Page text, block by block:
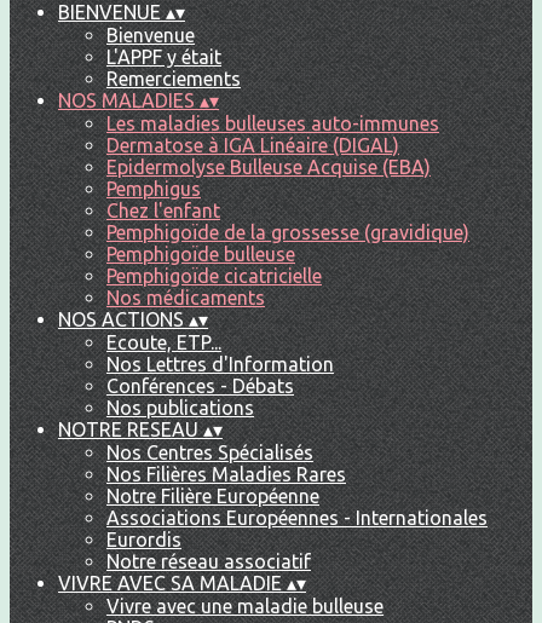
BIENVENUE▴▾
Bienvenue
L'APPF y était
Remerciements
NOS MALADIES▴▾
Les maladies bulleuses auto-immunes
Dermatose à IGA Linéaire (DIGAL)
Epidermolyse Bulleuse Acquise (EBA)
Pemphigus
Chez l'enfant
Pemphigoïde de la grossesse (gravidique)
Pemphigoïde bulleuse
Pemphigoïde cicatricielle
Nos médicaments
NOS ACTIONS▴▾
Ecoute, ETP...
Nos Lettres d'Information
Conférences - Débats
Nos publications
NOTRE RESEAU▴▾
Nos Centres Spécialisés
Nos Filières Maladies Rares
Notre Filière Européenne
Associations Européennes - Internationales
Eurordis
Notre réseau associatif
VIVRE AVEC SA MALADIE▴▾
Vivre avec une maladie bulleuse